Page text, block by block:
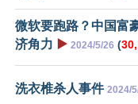
微软要跑路？中国富
济角力 ▶️ 2024/5/26 (
洗衣椎杀人事件 2024/